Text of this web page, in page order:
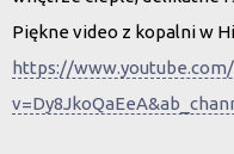
Piękne video z kopalni w
https://